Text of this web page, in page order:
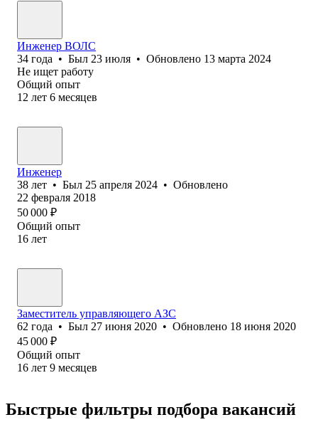
Инженер ВОЛС
34 года • Был 23 июля • Обновлено 13 марта 2024
Не ищет работу
Общий опыт
12 лет 6 месяцев
Инженер
38 лет • Был 25 апреля 2024 • Обновлено
22 февраля 2018
50 000 ₽
Общий опыт
16 лет
Заместитель управляющего АЗС
62 года • Был 27 июня 2020 • Обновлено 18 июня 2020
45 000 ₽
Общий опыт
16 лет 9 месяцев
Быстрые фильтры подбора вакансий